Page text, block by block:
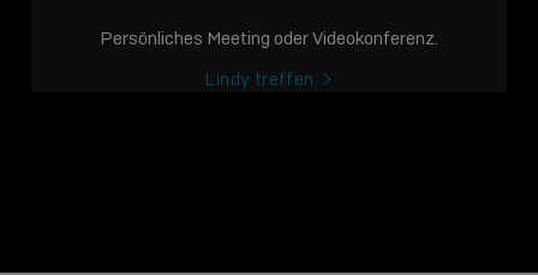
Persönliches Meeting oder Videokonferenz.
Lindy treffen